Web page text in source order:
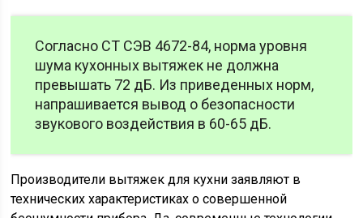
Согласно СТ СЭВ 4672-84, норма уровня
шума кухонных вытяжек не должна
превышать 72 дБ. Из приведенных норм,
напрашивается вывод о безопасности
звукового воздействия в 60-65 дБ.
Производители вытяжек для кухни заявляют в
технических характеристиках о совершенной